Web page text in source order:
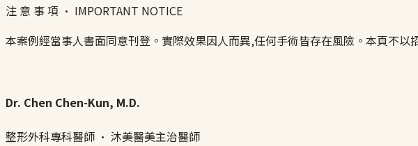
注 意 事 項 · IMPORTANT NOTICE
本案例經當事人書面同意刊登。實際效果因人而異,任何手術皆存在風險。本頁不以
Dr. Chen Chen-Kun, M.D.
整形外科專科醫師 · 沐美醫美主治醫師